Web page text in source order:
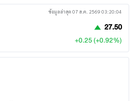
ข้อมูลล่าสุด 07 ส.ค. 2569 03:20:04
27.50
+0.25 (+0.92%)